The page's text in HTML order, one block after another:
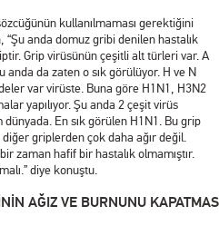
kullanılmaması gerektiğini
“Şu anda domuz gribi denilen hastalık
Grip virüsünün çeşitli alt türleri var. A
anda da zaten o sık görülüyor. H ve N
var virüste. Buna göre H1N1, H3N2
yapılıyor. Şu anda 2 çeşit virüs
En sık görülen H1N1. Bu grip
griplerden çok daha ağır değil.
zaman hafif bir hastalık olmamıştır.
diye konuştu.
AĞIZ VE BURNUNU